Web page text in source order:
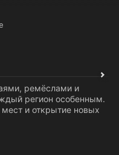
ремёслами и
регион особенным.
и открытие новых